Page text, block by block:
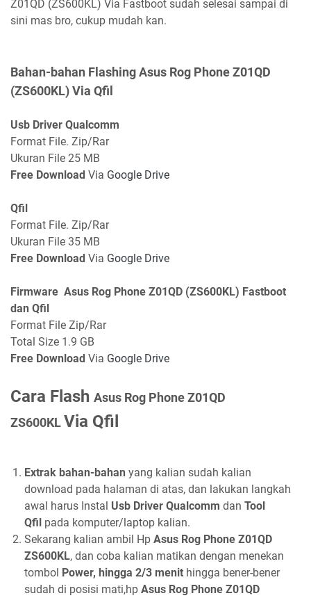
Z01QD (ZS600KL) Via Fastboot sudah selesai sampai di
sini mas bro, cukup mudah kan.
Bahan-bahan Flashing Asus Rog Phone Z01QD
(ZS600KL) Via Qfil
Usb Driver Qualcomm
Format File. Zip/Rar
Ukuran File 25 MB
Free Download Via Google Drive
Qfil
Format File. Zip/Rar
Ukuran File 35 MB
Free Download Via Google Drive
Firmware Asus Rog Phone Z01QD (ZS600KL) Fastboot
dan Qfil
Format File Zip/Rar
Total Size 1.9 GB
Free Download Via Google Drive
Cara Flash Asus Rog Phone Z01QD
ZS600KLVia Qfil
Extrak bahan-bahan yang kalian sudah kalian
download pada halaman di atas, dan lakukan langkah
awal harus Instal Usb Driver Qualcomm dan Tool
Qfil pada komputer/laptop kalian.
Sekarang kalian ambil Hp Asus Rog Phone Z01QD
ZS600KL, dan coba kalian matikan dengan menekan
tombol Power, hingga 2/3 menit hingga bener-bener
sudah di posisi mati,hp Asus Rog Phone Z01QD